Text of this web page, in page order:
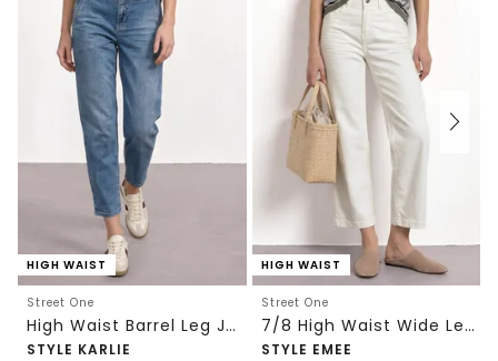
HIGH WAIST
Street One
High Waist Barrel Leg Jeans im Loose Fit
STYLE KARLIE
HIGH WAIST
Street One
7/8 High Waist Wide Leg Jeans im Loose Fit
STYLE EMEE